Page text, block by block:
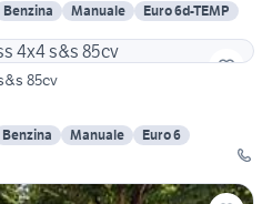
Benzina Manuale
Euro 6d-TEMP
85cv
Benzina Manuale
Euro 6